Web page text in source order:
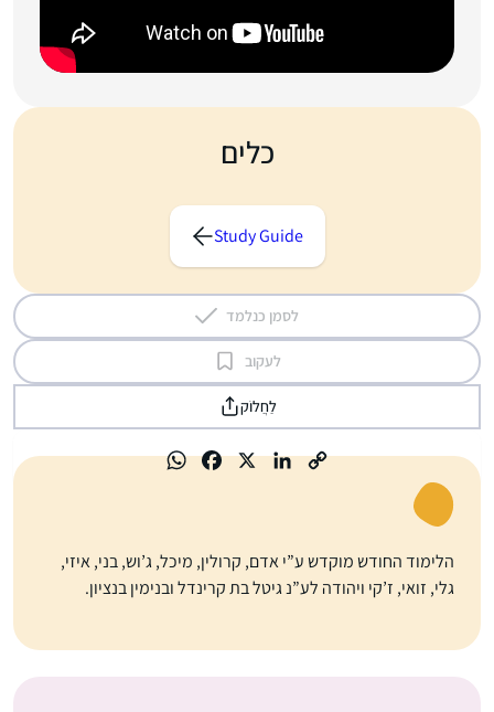
כלים
Study Guide
לסמן כנלמד
לעקוב
לַחֲלוֹק
הלימוד החודש מוקדש ע”י אדם, קרולין, מיכל, ג’וש, בני, איזי,
גלי, זואי, ז’קי ויהודה לע”נ גיטל בת קרינדל ובנימין בנציון.